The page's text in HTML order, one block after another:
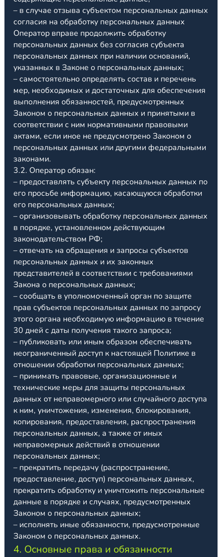
– в случае отзыва субъектом персональных данных
согласия на обработку персональных данных
Оператор вправе продолжить обработку
персональных данных без согласия субъекта
персональных данных при наличии оснований,
указанных в Законе о персональных данных;
– самостоятельно определять состав и перечень
мер, необходимых и достаточных для обеспечения
выполнения обязанностей, предусмотренных
Законом о персональных данных и принятыми в
соответствии с ним нормативными правовыми
актами, если иное не предусмотрено Законом о
персональных данных или другими федеральными
законами.
3.2. Оператор обязан:
– предоставлять субъекту персональных данных по
его просьбе информацию, касающуюся обработки
его персональных данных;
– организовывать обработку персональных данных
в порядке, установленном действующим
законодательством РФ;
– отвечать на обращения и запросы субъектов
персональных данных и их законных
представителей в соответствии с требованиями
Закона о персональных данных;
– сообщать в уполномоченный орган по защите
прав субъектов персональных данных по запросу
этого органа необходимую информацию в течение
30 дней с даты получения такого запроса;
– публиковать или иным образом обеспечивать
неограниченный доступ к настоящей Политике в
отношении обработки персональных данных;
– принимать правовые, организационные и
технические меры для защиты персональных
данных от неправомерного или случайного доступа
к ним, уничтожения, изменения, блокирования,
копирования, предоставления, распространения
персональных данных, а также от иных
неправомерных действий в отношении
персональных данных;
– прекратить передачу (распространение,
предоставление, доступ) персональных данных,
прекратить обработку и уничтожить персональные
данные в порядке и случаях, предусмотренных
Законом о персональных данных;
– исполнять иные обязанности, предусмотренные
Законом о персональных данных.
4. Основные права и обязанности